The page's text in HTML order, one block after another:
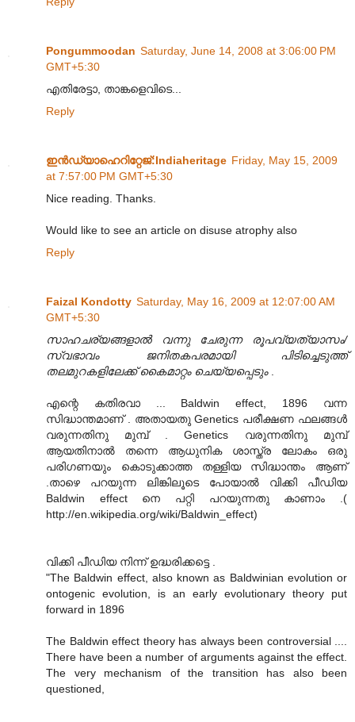
Pongummoodan Saturday, June 14, 2008 at 3:06:00 PM
GMT+5:30
എതിരേട്ടാ, താങ്കളെവിടെ...
Reply
ഇന്‍ഡ്യാഹെറിറ്റേജ്‌:Indiaheritage Friday, May 15, 2009
at 7:57:00 PM GMT+5:30
Nice reading. Thanks.
Would like to see an article on disuse atrophy also
Reply
Faizal Kondotty Saturday, May 16, 2009 at 12:07:00 AM
GMT+5:30
സാഹചര്യങ്ങളാൽ വന്നു ചേരുന്ന രൂപവ്യത്യാസം/
സ്വഭാവം ജനിതകപരമായി പിടിച്ചെടുത്ത്
തലമുറകളിലേക്ക് കൈമാറ്റം ചെയ്യപ്പെടും
എന്റെ കതിരവാ ... Baldwin effect, 1896 വന്ന
സിദ്ധാന്തമാണ്‌ . അതായതു Genetics പരീക്ഷണ ഫലങ്ങള്‍
വരുന്നതിനു മുമ്പ് . Genetics വരുന്നതിനു മുമ്പ്
ആയതിനാല്‍ തന്നെ ആധുനിക ശാസ്ത്ര ലോകം ഒരു
പരിഗണയും കൊടുക്കാത്ത തള്ളിയ സിദ്ധാന്തം ആണ്
.താഴെ പറയുന്ന ലിങ്കിലൂടെ പോയാല്‍ വിക്കി പീഡിയ
Baldwin effect നെ പറ്റി പറയുന്നതു കാണാം .(
http://en.wikipedia.org/wiki/Baldwin_effect)
വിക്കി പീഡിയ നിന്ന് ഉദ്ധരിക്കട്ടെ .
"The Baldwin effect, also known as Baldwinian evolution or
ontogenic evolution, is an early evolutionary theory put
forward in 1896
The Baldwin effect theory has always been controversial ....
There have been a number of arguments against the effect.
The very mechanism of the transition has also been
questioned,